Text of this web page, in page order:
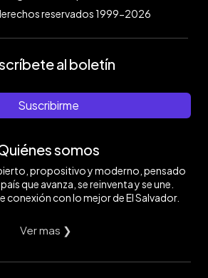
reservados 1999-2026
al boletín
Suscribirme
somos
propositivo y moderno, pensado
que avanza, se reinventa y se une.
conexión con lo mejor de El Salvador.
Ver mas ❯